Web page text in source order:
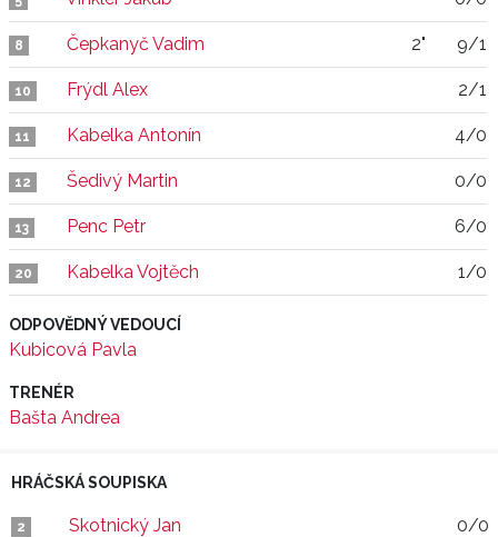
8 Čepkanyč Vadim 2" 9/1
10 Frýdl Alex 2/1
11 Kabelka Antonín 4/0
12 Šedivý Martin 0/0
13 Penc Petr 6/0
20 Kabelka Vojtěch 1/0
ODPOVĚDNÝ VEDOUCÍ
Kubicová Pavla
TRENÉR
Bašta Andrea
HRÁČSKÁ SOUPISKA
2 Skotnický Jan 0/0